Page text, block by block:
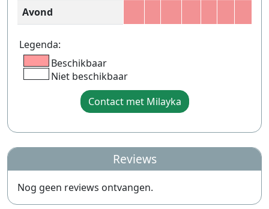
Avond
Legenda:
Beschikbaar
Niet beschikbaar
Contact met Milayka
Reviews
Nog geen reviews ontvangen.